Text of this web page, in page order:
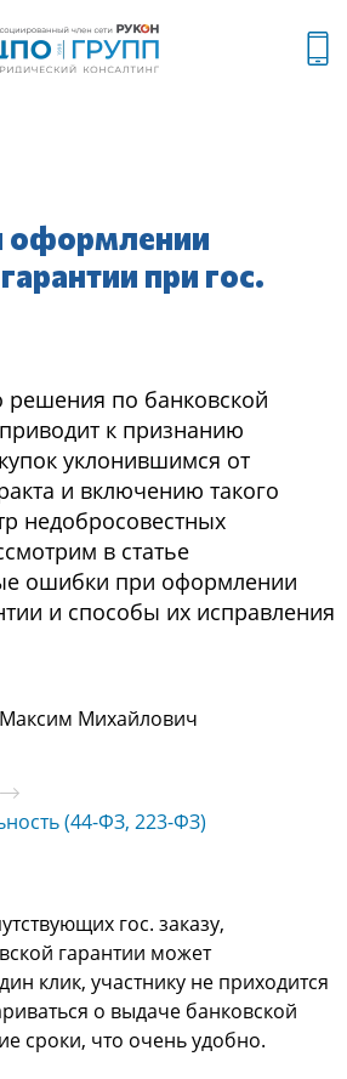
оформлении
при гос.
решения по банковской
к признанию
уклонившимся от
и включению такого
недобросовестных
в статье
ошибки при оформлении
и способы их исправления
Михайлович
(44-ФЗ, 223-ФЗ)
гос. заказу,
гарантии может
клик, участнику не приходится
о выдаче банковской
сроки, что очень удобно.